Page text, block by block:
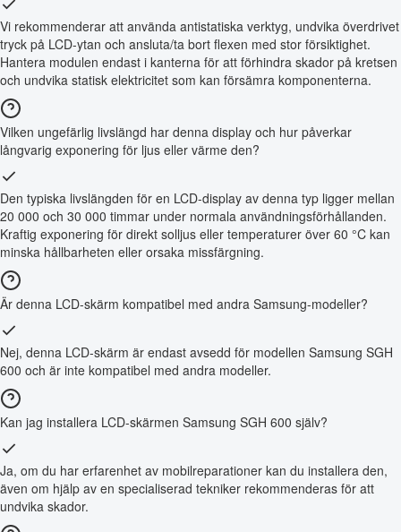
Vi rekommenderar att använda antistatiska verktyg, undvika överdrivet
tryck på LCD-ytan och ansluta/ta bort flexen med stor försiktighet.
Hantera modulen endast i kanterna för att förhindra skador på kretsen
och undvika statisk elektricitet som kan försämra komponenterna.
Vilken ungefärlig livslängd har denna display och hur påverkar
långvarig exponering för ljus eller värme den?
Den typiska livslängden för en LCD-display av denna typ ligger mellan
20 000 och 30 000 timmar under normala användningsförhållanden.
Kraftig exponering för direkt solljus eller temperaturer över 60 °C kan
minska hållbarheten eller orsaka missfärgning.
Är denna LCD-skärm kompatibel med andra Samsung-modeller?
Nej, denna LCD-skärm är endast avsedd för modellen Samsung SGH
600 och är inte kompatibel med andra modeller.
Kan jag installera LCD-skärmen Samsung SGH 600 själv?
Ja, om du har erfarenhet av mobilreparationer kan du installera den,
även om hjälp av en specialiserad tekniker rekommenderas för att
undvika skador.